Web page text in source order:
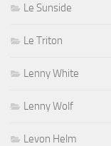
Le Sunside
Le Triton
Lenny White
Lenny Wolf
Levon Helm